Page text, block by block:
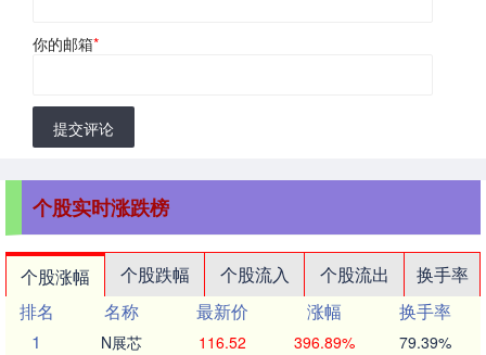
你的邮箱*
提交评论
个股实时涨跌榜
个股涨幅 个股跌幅 个股流入 个股流出
换手率
排名
名称 最新价 涨幅
换手率
1
N展芯 116.52 396.89% 79.39%